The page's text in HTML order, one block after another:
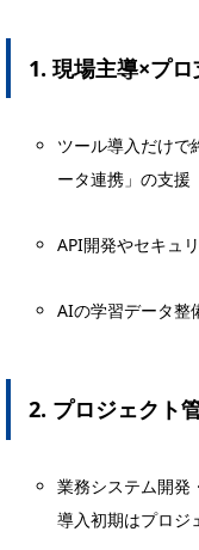
1. 現場主導×プ
ツール導入だけで
ータ連携」の支援
API開発やセキュ
AIの学習データ整
2. プロジェクト
業務システム開発
導入初期はプロジ